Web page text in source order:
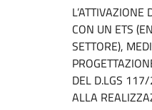
L’ATTIVAZIONE
CON UN ETS
SETTORE),
DEL D.LGS
ALLA